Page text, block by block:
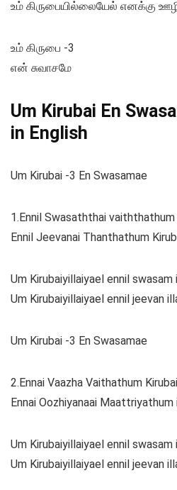
உம் கிருபையில்லையேல் எனக்கு
உம் கிருபை -3
என் சுவாசமே
Um Kirubai En
in English
Um Kirubai -3 En Swasamae
1.Ennil Swasaththai
Ennil Jeevanai Thanthathum
Um Kirubaiyillaiyael ennil swasam
Um Kirubaiyillaiyael ennil jeevan
Um Kirubai -3 En Swasamae
2.Ennai Vaazha Vaithathum
Ennai Oozhiyanaai Maattriyathum
Um Kirubaiyillaiyael ennil swasam
Um Kirubaiyillaiyael ennil jeevan